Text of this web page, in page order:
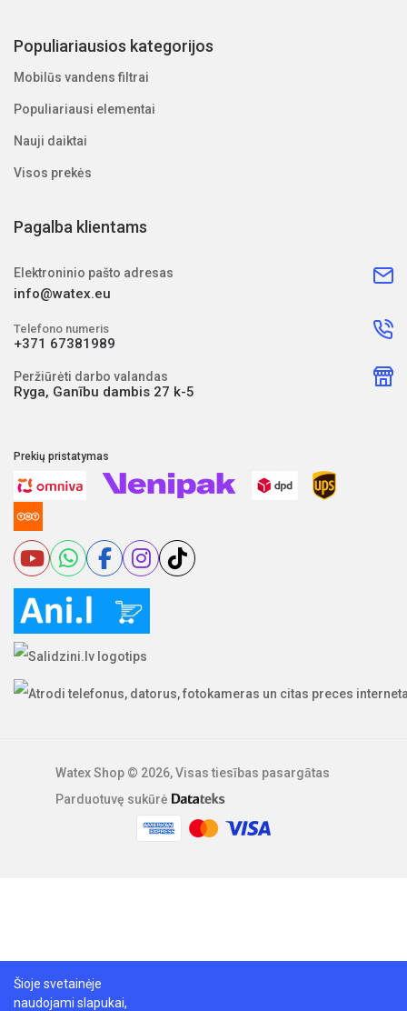
Populiariausios kategorijos
Mobilūs vandens filtrai
Populiariausi elementai
Nauji daiktai
Visos prekės
Pagalba klientams
Elektroninio pašto adresas
info@watex.eu
Telefono numeris
+371 67381989
Peržiūrėti darbo valandas
Ryga, Ganību dambis 27 k-5
Prekių pristatymas
Watex Shop © 2026, Visas tiesības pasargātas
Parduotuvę sukūrė
Šioje svetainėje
naudojami slapukai,